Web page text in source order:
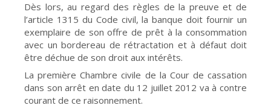
Dès lors, au regard des règles de la preuve et de
l’article 1315 du Code civil, la banque doit fournir un
exemplaire de son offre de prêt à la consommation
avec un bordereau de rétractation et à défaut doit
être déchue de son droit aux intérêts.
La première Chambre civile de la Cour de cassation
dans son arrêt en date du 12 juillet 2012 va à contre
courant de ce raisonnement.